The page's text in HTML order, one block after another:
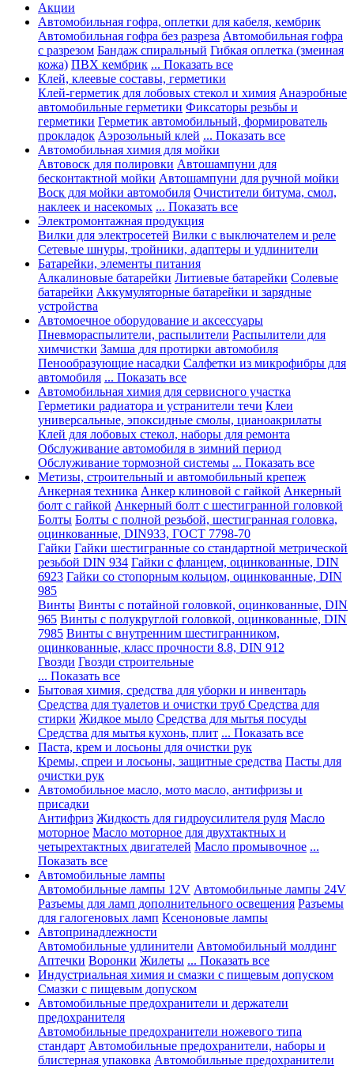
Акции
Автомобильная гофра, оплетки для кабеля, кембрик
Автомобильная гофра без разреза Автомобильная гофра
с разрезом Бандаж спиральный Гибкая оплетка (змеиная
кожа) ПВХ кембрик ... Показать все
Клей, клеевые составы, герметики
Клей-герметик для лобовых стекол и химия Анаэробные
автомобильные герметики Фиксаторы резьбы и
герметики Герметик автомобильный, формирователь
прокладок Аэрозольный клей ... Показать все
Автомобильная химия для мойки
Автовоск для полировки Автошампуни для
бесконтактной мойки Автошампуни для ручной мойки
Воск для мойки автомобиля Очистители битума, смол,
наклеек и насекомых ... Показать все
Электромонтажная продукция
Вилки для электросетей Вилки с выключателем и реле
Сетевые шнуры, тройники, адаптеры и удлинители
Батарейки, элементы питания
Алкалиновые батарейки Литиевые батарейки Солевые
батарейки Аккумуляторные батарейки и зарядные
устройства
Автомоечное оборудование и аксессуары
Пневмораспылители, распылители Распылители для
химчистки Замша для протирки автомобиля
Пенообразующие насадки Салфетки из микрофибры для
автомобиля ... Показать все
Автомобильная химия для сервисного участка
Герметики радиатора и устранители течи Клеи
универсальные, эпоксидные смолы, цианоакрилаты
Клей для лобовых стекол, наборы для ремонта
Обслуживание автомобиля в зимний период
Обслуживание тормозной системы ... Показать все
Метизы, строительный и автомобильный крепеж
Анкерная техника Анкер клиновой с гайкой Анкерный
болт с гайкой Анкерный болт с шестигранной головкой
Болты Болты с полной резьбой, шестигранная головка,
оцинкованные, DIN933, ГОСТ 7798-70
Гайки Гайки шестигранные со стандартной метрической
резьбой DIN 934 Гайки с фланцем, оцинкованные, DIN
6923 Гайки со стопорным кольцом, оцинкованные, DIN
985
Винты Винты с потайной головкой, оцинкованные, DIN
965 Винты с полукруглой головкой, оцинкованные, DIN
7985 Винты с внутренним шестигранником,
оцинкованные, класс прочности 8.8, DIN 912
Гвозди Гвозди строительные
... Показать все
Бытовая химия, средства для уборки и инвентарь
Средства для туалетов и очистки труб Средства для
стирки Жидкое мыло Средства для мытья посуды
Средства для мытья кухонь, плит ... Показать все
Паста, крем и лосьоны для очистки рук
Кремы, спреи и лосьоны, защитные средства Пасты для
очистки рук
Автомобильное масло, мото масло, антифризы и
присадки
Антифриз Жидкость для гидроусилителя руля Масло
моторное Масло моторное для двухтактных и
четырехтактных двигателей Масло промывочное ...
Показать все
Автомобильные лампы
Автомобильные лампы 12V Автомобильные лампы 24V
Разъемы для ламп дополнительного освещения Разъемы
для галогеновых ламп Ксеноновые лампы
Автопринадлежности
Автомобильные удлинители Автомобильный молдинг
Аптечки Воронки Жилеты ... Показать все
Индустриальная химия и смазки с пищевым допуском
Смазки с пищевым допуском
Автомобильные предохранители и держатели
предохранителя
Автомобильные предохранители ножевого типа
стандарт Автомобильные предохранители, наборы и
блистерная упаковка Автомобильные предохранители